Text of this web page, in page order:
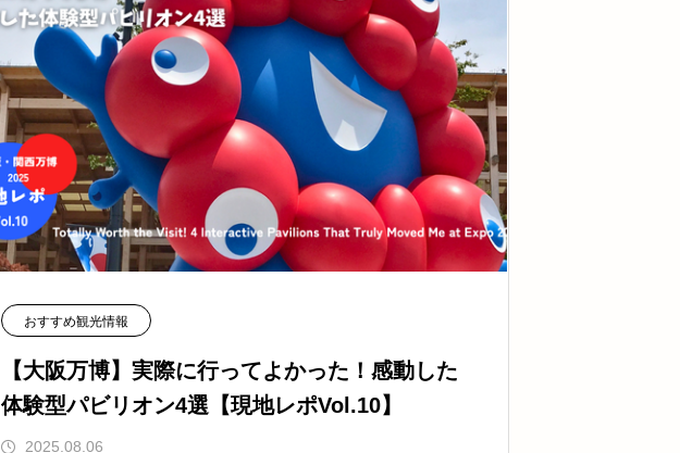
おすすめ観光情報
【大阪万博】実際に行ってよかった！感動した
体験型パビリオン4選【現地レポVol.10】
2025.08.06